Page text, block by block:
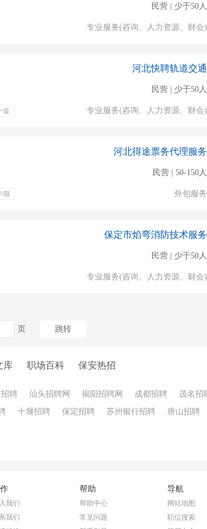
民营 | 少于50人
专业服务(咨询、人力资源、财会)
金
河北快聘轨道交通
民营 | 少于50人
专业服务(咨询、人力资源、财会)
假
河北得途票务代理服务
民营 | 50-150人
外包服务
保定市焰弯消防技术服务
民营 | 少于50人
专业服务(咨询、人力资源、财会)
页 跳转
库 职场百科 保安热招
聘 汕头招聘网 揭阳招聘网 成都招聘 茂名招
十堰招聘 保定招聘 苏州银行招聘 唐山招聘
我们
我们
帮助
帮助中心
常见问题
导航
网站地图
职位搜索